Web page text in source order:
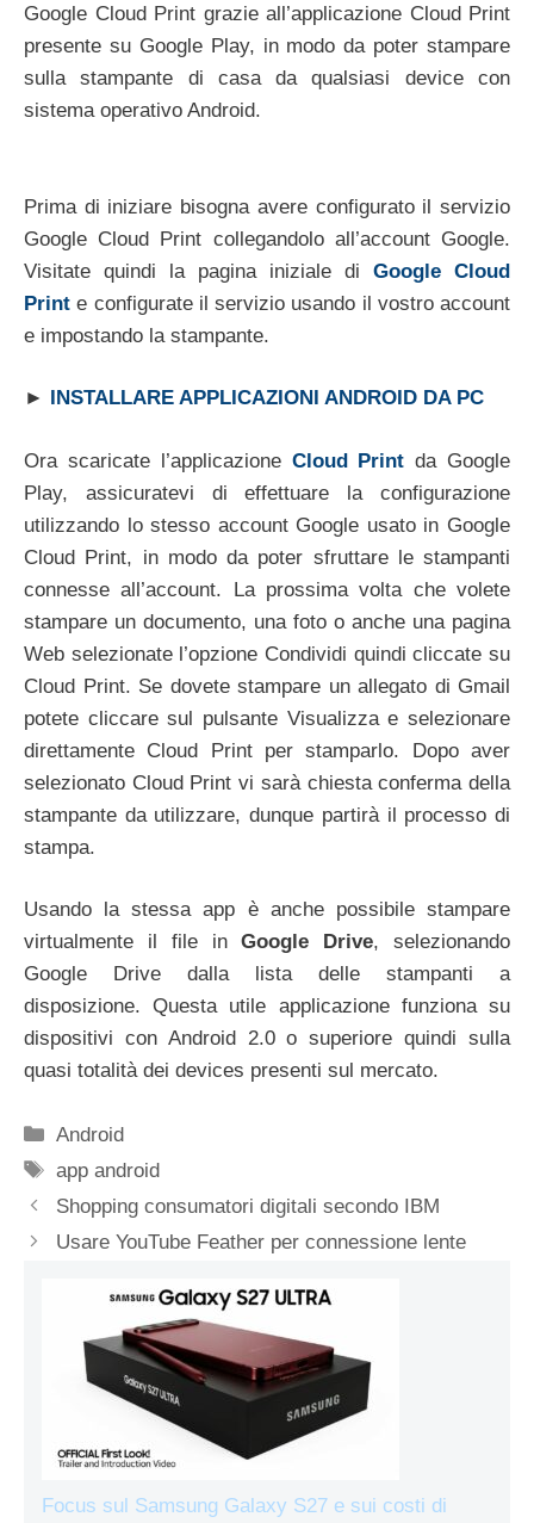
Google Cloud Print grazie all’applicazione Cloud Print
presente su Google Play, in modo da poter stampare
sulla stampante di casa da qualsiasi device con
sistema operativo Android.
Prima di iniziare bisogna avere configurato il servizio
Google Cloud Print collegandolo all’account Google.
Visitate quindi la pagina iniziale di Google Cloud
Print e configurate il servizio usando il vostro account
e impostando la stampante.
► INSTALLARE APPLICAZIONI ANDROID DA PC
Ora scaricate l’applicazione Cloud Print da Google
Play, assicuratevi di effettuare la configurazione
utilizzando lo stesso account Google usato in Google
Cloud Print, in modo da poter sfruttare le stampanti
connesse all’account. La prossima volta che volete
stampare un documento, una foto o anche una pagina
Web selezionate l’opzione Condividi quindi cliccate su
Cloud Print. Se dovete stampare un allegato di Gmail
potete cliccare sul pulsante Visualizza e selezionare
direttamente Cloud Print per stamparlo. Dopo aver
selezionato Cloud Print vi sarà chiesta conferma della
stampante da utilizzare, dunque partirà il processo di
stampa.
Usando la stessa app è anche possibile stampare
virtualmente il file inGoogle Drive, selezionando
Google Drive dalla lista delle stampanti a
disposizione. Questa utile applicazione funziona su
dispositivi con Android 2.0 o superiore quindi sulla
quasi totalità dei devices presenti sul mercato.
Categorie
Android
Tag
app android
Shopping consumatori digitali secondo IBM
Usare YouTube Feather per connessione lente
Focus sul Samsung Galaxy S27 e sui costi di